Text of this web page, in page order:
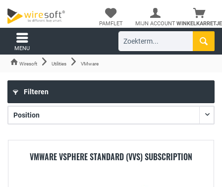
WINKELKARRETJE
PAMFLET MIJN ACCOUNT
MENU
Wiresoft Utilities VMware
Filteren
VMWARE VSPHERE STANDARD (VVS) SUBSCRIPTION